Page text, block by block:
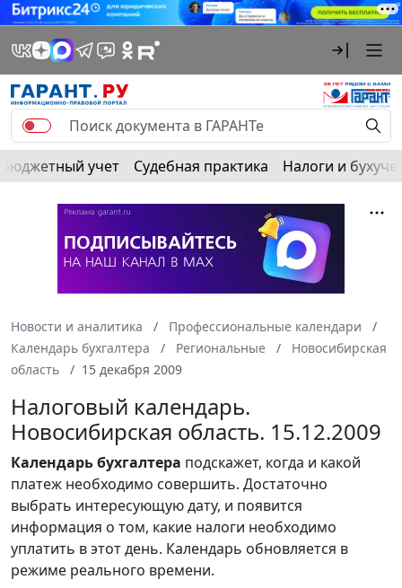
Бюджетный учет Судебная практика Налоги и
Новости и аналитика
Профессиональные календари
Календарь бухгалтера
Региональные
Новосибирская
область
15 декабря 2009
Налоговый календарь.
Новосибирская область. 15.12.2009
Календарьбухгалтера подскажет, когда и какой
платеж необходимо совершить. Достаточно
выбрать интересующую дату, и появится
информация о том, какие налоги необходимо
уплатить в этот день. Календарь обновляется в
режиме реального времени.